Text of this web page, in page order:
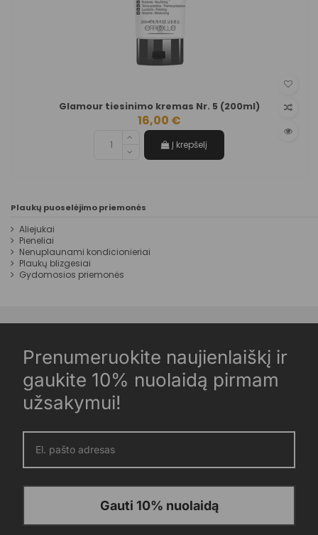
Glamour tiesinimo kremas Nr. 5 (200ml)
16,00 €
Į krepšelį
Plaukų puoselėjimo priemonės
Aliejukai
Pieneliai
Nenuplaunami kondicionieriai
Plaukų blizgesiai
Gydomosios priemonės
Prenumeruokite naujienlaiškį ir
gaukite 10% nuolaidą pirmam
užsakymui!
Gauti 10% nuolaidą